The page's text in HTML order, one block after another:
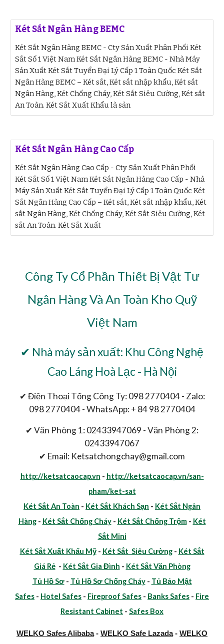
Két Sắt Ngân Hàng BEMC
Két Sắt Ngân Hàng BEMC - Cty Sản Xuất Phân Phối Két
Sắt Số 1 Việt Nam Két Sắt Ngân Hàng BEMC - Nhà Máy
Sản Xuất Két Sắt Tuyển Đại Lý Cấp 1 Toàn Quốc Két Sắt
Ngân Hàng BEMC – Két sắt, Két sắt nhập khẩu, Két sắt
Ngân Hàng, Két Chống Cháy, Két Sắt Siêu Cường, Két sắt
An Toàn. Két Sắt Xuất Khẩu là sản
Két Sắt Ngân Hàng Cao Cấp
Két Sắt Ngân Hàng Cao Cấp - Cty Sản Xuất Phân Phối
Két Sắt Số 1 Việt Nam Két Sắt Ngân Hàng Cao Cấp - Nhà
Máy Sản Xuất Két Sắt Tuyển Đại Lý Cấp 1 Toàn Quốc Két
Sắt Ngân Hàng Cao Cấp – Két sắt, Két sắt nhập khẩu, Két
sắt Ngân Hàng, Két Chống Cháy, Két Sắt Siêu Cường, Két
sắt An Toàn. Két Sắt Xuất
Công Ty Cổ Phần Thiết Bị Vật Tư
Ngân Hàng Và An Toàn Kho Quỹ
Việt Nam
✔ Nhà máy sản xuất: Khu Công Nghệ
Cao Láng Hoà Lạc - Hà Nội
✔ Điện Thoại Tổng Công Ty: 098 2770404 - Zalo:
098 2770404 - WhatsApp: + 84 98 2770404
✔ Văn Phòng 1: 02433947069 - Văn Phòng 2:
02433947067
✔ Email: Ketsatchongchay@gmail.com
http://ketsatcaocap.vn - http://ketsatcaocap.vn/san-
pham/ket-sat
Két Sắt An Toàn - Két Sắt Khách Sạn - Két Sắt Ngân
Hàng- Két Sắt Chống Cháy- Két Sắt Chống Trộm- Két
Sắt Mini
Két Sắt Xuất Khẩu Mỹ- Két Sắt Siêu Cường- Két Sắt
Giá Rẻ- Két Sắt Gia Đình - Két Sắt Văn Phòng
Tủ Hồ Sơ- Tủ Hồ Sơ Chống Cháy- Tủ Bảo Mật
Safes - Hotel Safes - Fireproof Safes - Banks Safes - Fire
Resistant Cabinet - Safes Box
WELKO Safes Alibaba- WELKO Safe Lazada- WELKO